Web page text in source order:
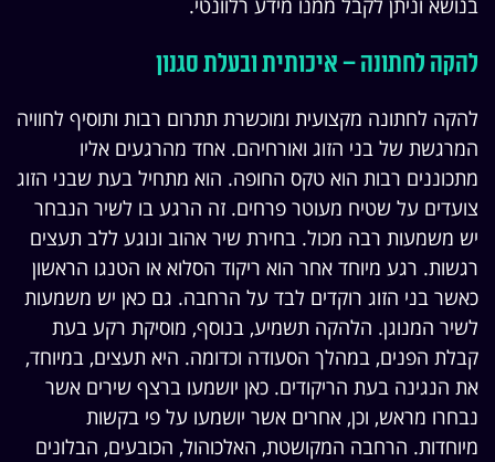
בנושא וניתן לקבל ממנו מידע רלוונטי.
להקה לחתונה – איכותית ובעלת סגנון
להקה לחתונה מקצועית ומוכשרת תתרום רבות ותוסיף לחוויה
המרגשת של בני הזוג ואורחיהם. אחד מהרגעים אליו
מתכוננים רבות הוא טקס החופה. הוא מתחיל בעת שבני הזוג
צועדים על שטיח מעוטר פרחים. זה הרגע בו לשיר הנבחר
יש משמעות רבה מכול. בחירת שיר אהוב ונוגע ללב תעצים
רגשות. רגע מיוחד אחר הוא ריקוד הסלוא או הטנגו הראשון
כאשר בני הזוג רוקדים לבד על הרחבה. גם כאן יש משמעות
לשיר המנוגן. הלהקה תשמיע, בנוסף, מוסיקת רקע בעת
קבלת הפנים, במהלך הסעודה וכדומה. היא תעצים, במיוחד,
את הנגינה בעת הריקודים. כאן יושמעו ברצף שירים אשר
נבחרו מראש, וכן, אחרים אשר יושמעו על פי בקשות
מיוחדות. הרחבה המקושטת, האלכוהול, הכובעים, הבלונים